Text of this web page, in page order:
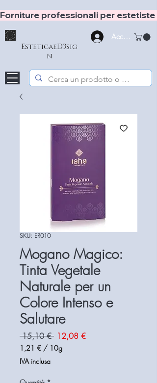
Forniture professionali per
EsteticaeD3sig
n
Accedi
SKU: ER010
Mogano Magico:
Tinta Vegetale
Naturale per un
Colore Intenso e
Salutare
15,10 € Prezzo
regolare
12,08 €Prezzo
1,21 € / 10g
1,21 €
ogni
IVA inclusa